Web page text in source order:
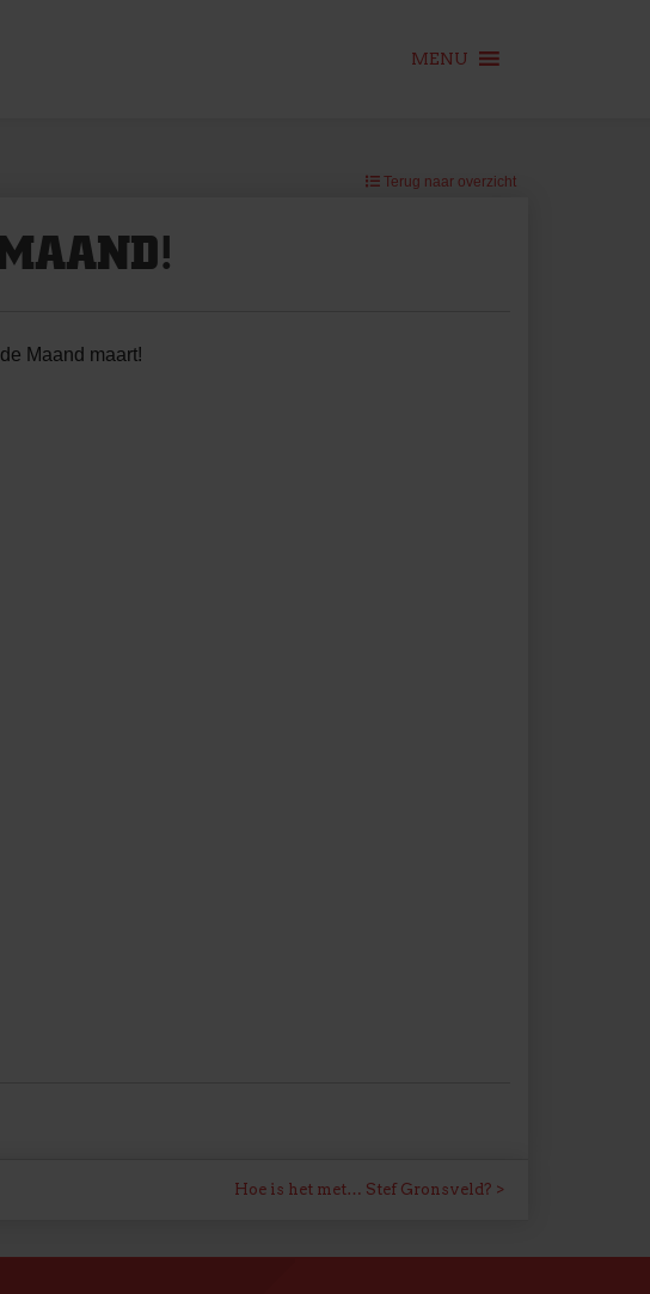
MENU
Terug naar overzicht
Maand maart!
Hoe is het met… Stef Gronsveld?